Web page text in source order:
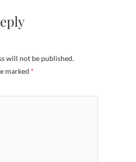
will not be published.
marked *